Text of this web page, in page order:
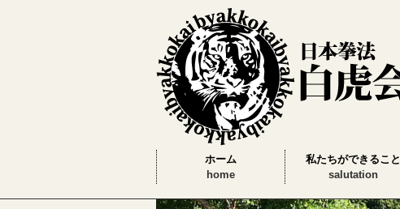
ホーム
home
私たちができること
salutation